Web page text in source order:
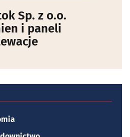
Sp. z o.o.
i paneli